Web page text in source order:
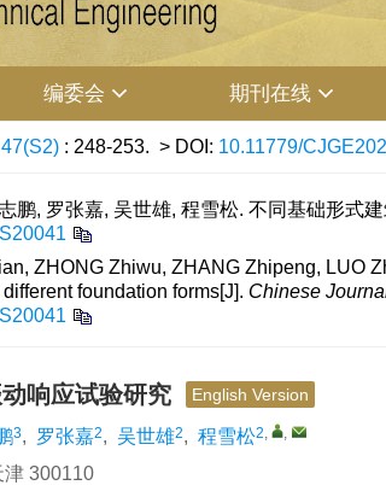
编委会 期刊在线
47(S2) : 248-253. > DOI: 10.11779/
鹏, 罗张嘉, 吴世雄, 程雪松. 不同基础形式
ZHONG Zhiwu, ZHANG Zhipeng, LUO
foundation forms[J]. Chinese
响应试验研究 English Version
3, 罗张嘉2, 吴世雄2, 程雪松2, ,
津 300110